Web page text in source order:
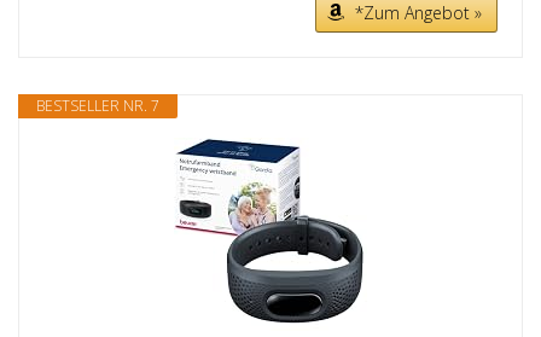
*Zum Angebot »
BESTSELLER NR. 7